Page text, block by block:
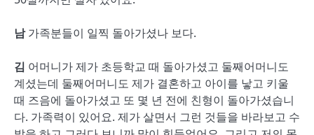
남가족분들이 일찍 돌아가셨나 보다.
김 어머니가 제가 초등학교 때 돌아가셨고 둘째어머니도
계셨는데 둘째어머니도 제가 결혼하고 아이를 낳고 키울
때 즈음에 돌아가셨고 또 몇 년 전에 친형이 돌아가셨습니
다. 가족력이 있어요. 제가 살면서 그런 것들을 바라보고 수